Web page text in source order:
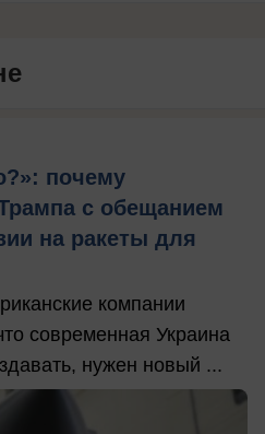
почему
с обещанием
на ракеты для
компании
современная Украина
нужен новый ...